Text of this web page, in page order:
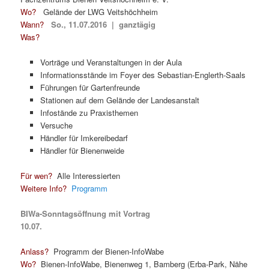
Wo? Gelände der LWG Veitshöchheim
Wann?
So., 11.07.2016 | ganztägig
Was?
Vorträge und Veranstaltungen in der Aula
Informationsstände im Foyer des Sebastian-Englerth-Saals
Führungen für Gartenfreunde
Stationen auf dem Gelände der Landesanstalt
Infostände zu Praxisthemen
Versuche
Händler für Imkereibedarf
Händler für Bienenweide
Für wen? Alle Interessierten
Weitere Info? Programm
BIWa-Sonntagsöffnung mit Vortrag
10.07.
Anlass? Programm der Bienen-InfoWabe
Wo? Bienen-InfoWabe, Bienenweg 1, Bamberg (Erba-Park, Nähe